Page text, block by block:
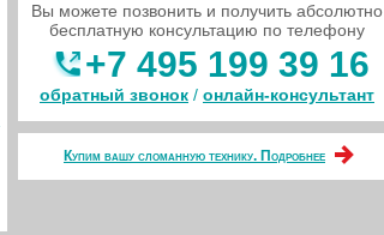
Вы можете позвонить и получить абсолютно
бесплатную консультацию по телефону
+7 495 199 39 16
обратный звонок / онлайн‑консультант
Купим вашу сломанную технику. Подробнее